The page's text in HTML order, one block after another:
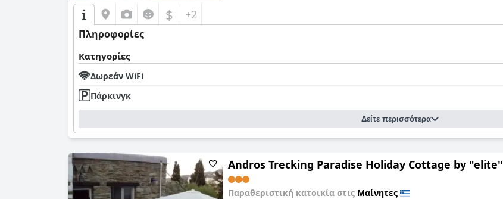
$ +2
Πληροφορίες
Κατηγορίες
Δωρεάν WiFi
Πάρκινγκ
Δείτε περισσότερα
Andros Trecking Paradise Holiday Cottage by "elite"
Παραθεριστική κατοικία στις Μαίνητες